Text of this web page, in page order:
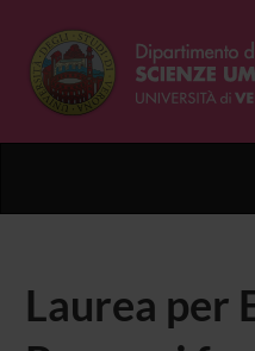
Laurea per